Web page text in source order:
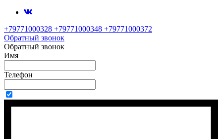
+79771000328 +79771000348 +79771000372
Обратный звонок
Обратный звонок
Имя
Телефон